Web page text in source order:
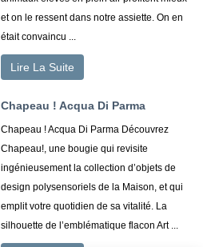
et on le ressent dans notre assiette. On en
était convaincu ...
Lire La Suite
Chapeau ! Acqua Di Parma
Chapeau ! Acqua Di Parma Découvrez
Chapeau!, une bougie qui revisite
ingénieusement la collection d’objets de
design polysensoriels de la Maison, et qui
emplit votre quotidien de sa vitalité. La
silhouette de l’emblématique flacon Art ...